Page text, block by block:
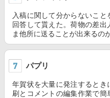
入稿に関して分からないこ
回答して貰えた。荷物の差出
ま他所に送ることが出来るの
パプリ
年賀状を大量に発注すると
刷とコメントの編集作業で